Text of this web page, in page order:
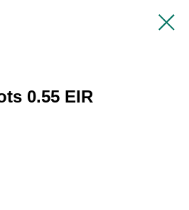
0.55 EIR